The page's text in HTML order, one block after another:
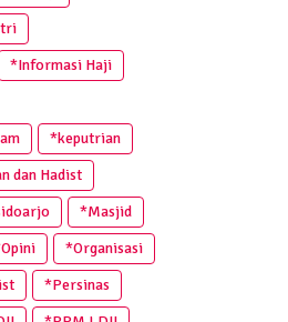
*Informasi Haji
*keputrian
dan Hadist
*Masjid
*Organisasi
*Persinas